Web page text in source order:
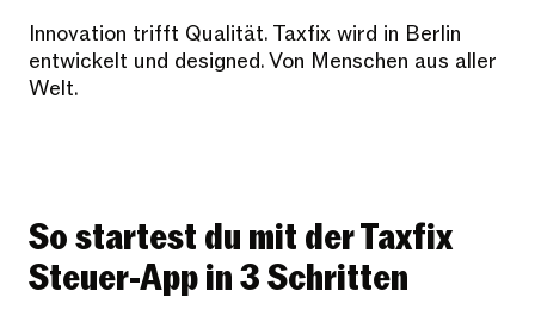
Innovation trifft Qualität. Taxfix wird in Berlin
entwickelt und designed. Von Menschen aus aller
Welt.
So startest du mit der Taxfix
Steuer-App in 3 Schritten